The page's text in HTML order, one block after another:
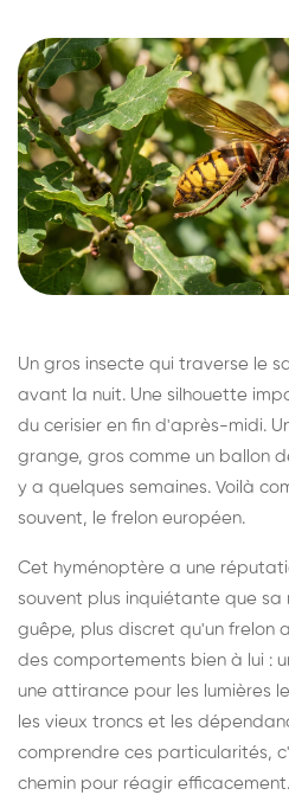
Un gros insecte qui traverse le
avant la nuit. Une silhouette
du cerisier en fin d'après-midi.
grange, gros comme un ballon
y a quelques semaines. Voilà
souvent, le frelon européen.
Cet hyménoptère a une
souvent plus inquiétante que sa
guêpe, plus discret qu'un frelon
des comportements bien à lui :
une attirance pour les lumières
les vieux troncs et les
comprendre ces particularités,
chemin pour réagir efficacement.